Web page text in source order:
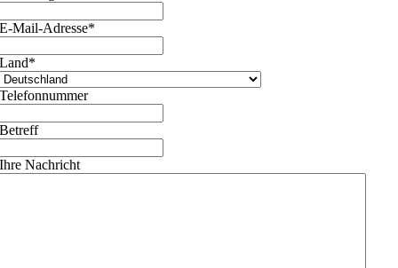
E-Mail-Adresse*
Land*
Telefonnummer
Betreff
Ihre Nachricht